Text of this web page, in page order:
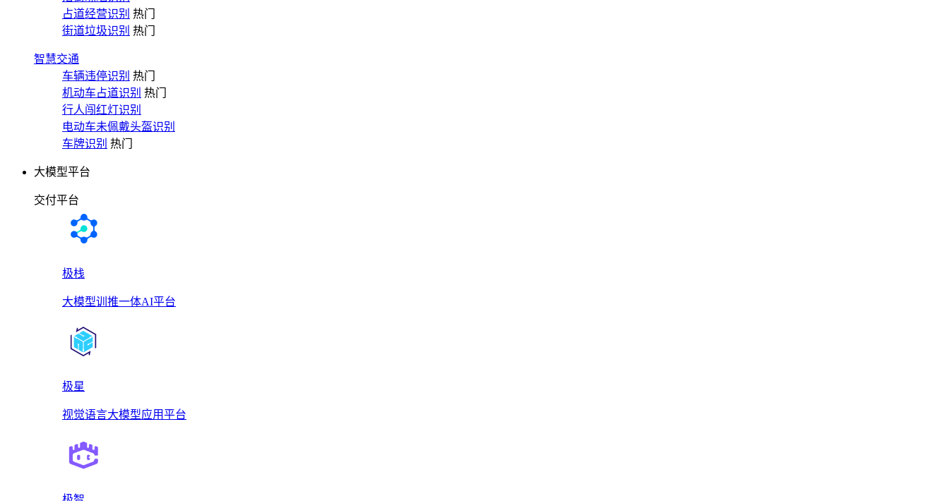
占道经营识别 热门
街道垃圾识别 热门
智慧交通
车辆违停识别 热门
机动车占道识别 热门
行人闯红灯识别
电动车未佩戴头盔识别
车牌识别 热门
大模型平台
交付平台
极栈
大模型训推一体AI平台
极星
视觉语言大模型应用平台